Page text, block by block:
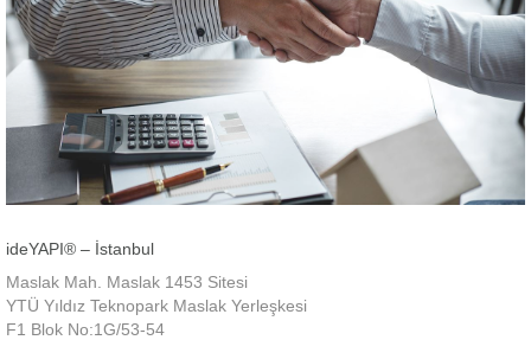
ideYAPI® – İstanbul
Maslak Mah. Maslak 1453 Sitesi
YTÜ Yıldız Teknopark Maslak Yerleşkesi
F1 Blok No:1G/53-54